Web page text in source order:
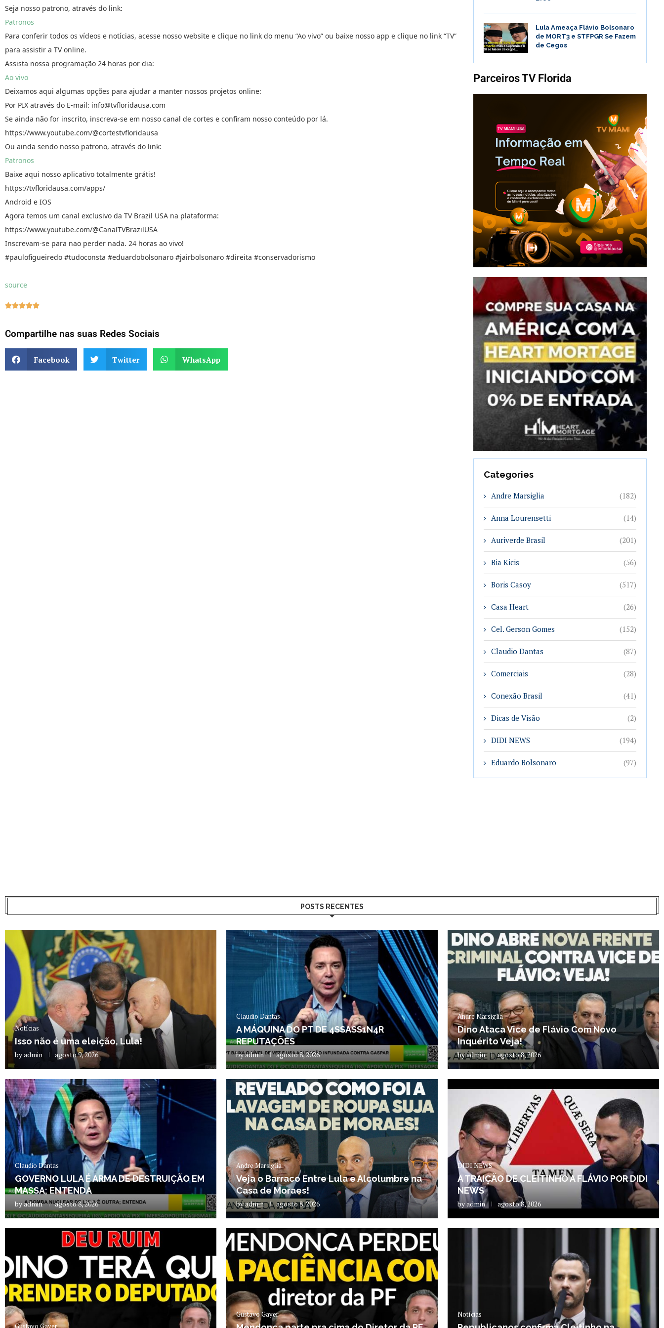
Seja nosso patrono, através do link:
Patronos
Para conferir todos os vídeos e notícias, acesse nosso website e clique no link do menu “Ao vivo” ou baixe nosso app e clique no link “TV”
para assistir a TV online.
Assista nossa programação 24 horas por dia:
Ao vivo
Deixamos aqui algumas opções para ajudar a manter nossos projetos online:
Por PIX através do E-mail: info@tvfloridausa.com
Se ainda não for inscrito, inscreva-se em nosso canal de cortes e confiram nosso conteúdo por lá.
https://www.youtube.com/@cortestvfloridausa
Ou ainda sendo nosso patrono, através do link:
Patronos
Baixe aqui nosso aplicativo totalmente grátis!
https://tvfloridausa.com/apps/
Android e IOS
Agora temos um canal exclusivo da TV Brazil USA na plataforma:
https://www.youtube.com/@CanalTVBrazilUSA
Inscrevam-se para nao perder nada. 24 horas ao vivo!
#paulofigueiredo #tudoconsta #eduardobolsonaro #jairbolsonaro #direita #conservadorismo
source

Compartilhe nas suas Redes Sociais
Facebook Twitter WhatsApp
Lula Ameaça Flávio Bolsonaro
de MORT3 e STFPGR Se Fazem
de Cegos
Parceiros TV Florida
Categories
Andre Marsiglia (182)
Anna Lourensetti (14)
Auriverde Brasil (201)
Bia Kicis (56)
Boris Casoy (517)
Casa Heart (26)
Cel. Gerson Gomes (152)
Claudio Dantas (87)
Comerciais (28)
Conexão Brasil (41)
Dicas de Visão (2)
DIDI NEWS (194)
Eduardo Bolsonaro (97)
POSTS RECENTES
Notícias
Isso não é uma eleição, Lula!
byadmin agosto 9, 2026
Claudio Dantas
A MÁQUINA DO PT DE 4SSASS1N4R
REPUTAÇÕES
byadmin agosto 8, 2026
Andre Marsiglia
Dino Ataca Vice de Flávio Com Novo
Inquérito Veja!
byadmin agosto 8, 2026
Claudio Dantas
GOVERNO LULA É ARMA DE DESTRUIÇÃO EM
MASSA; ENTENDA
byadmin agosto 8, 2026
Andre Marsiglia
Veja o Barraco Entre Lula e Alcolumbre na
Casa de Moraes!
byadmin agosto 8, 2026
DIDI NEWS
A TRAIÇÃO DE CLEITINHO A FLÁVIO POR DIDI
NEWS
byadmin agosto 8, 2026
Gustavo Gayer Notícias